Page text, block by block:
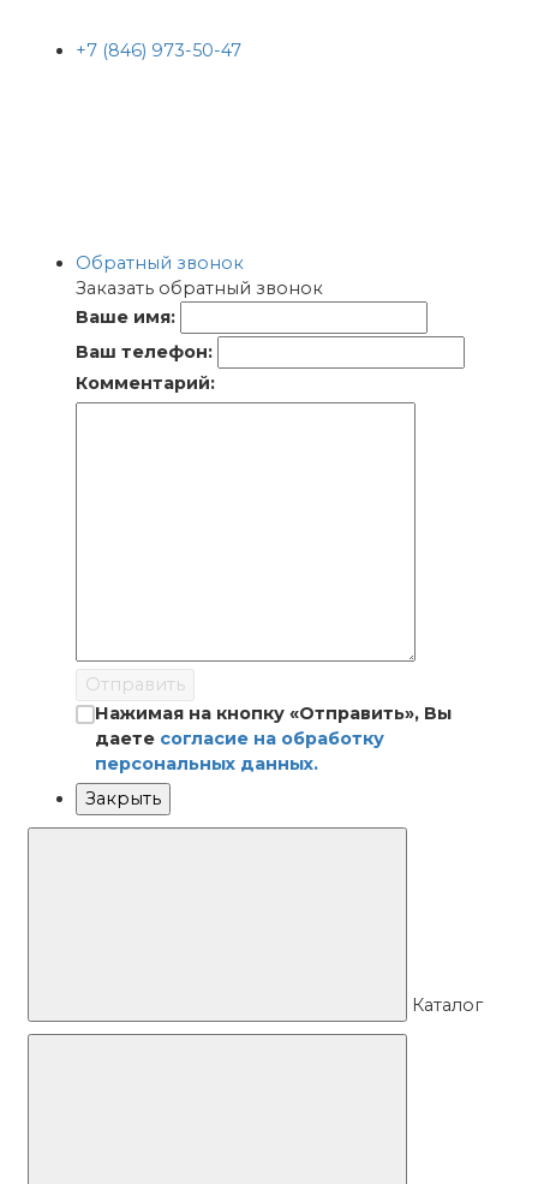
+7 (846) 973-50-47
Обратный звонок
Заказать обратный звонок
Ваше имя:
Ваш телефон:
Комментарий:
Отправить
Нажимая на кнопку «Отправить», Вы
даете согласие на обработку
персональных данных.
Закрыть
Каталог